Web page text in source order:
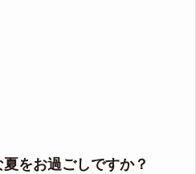
をお過ごしですか？